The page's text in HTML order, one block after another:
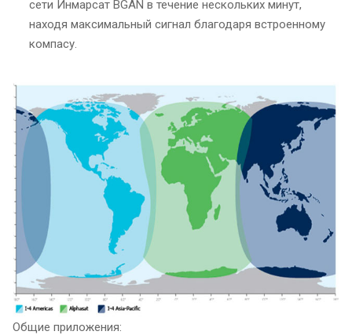
сети Инмарсат BGAN в течение нескольких минут,
находя максимальный сигнал благодаря встроенному
компасу.
Общие приложения: